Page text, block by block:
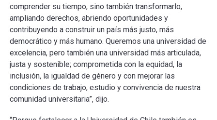
comprender su tiempo, sino también transformarlo,
ampliando derechos, abriendo oportunidades y
contribuyendo a construir un país más justo, más
democrático y más humano. Queremos una universidad de
excelencia, pero también una universidad más articulada,
justa y sostenible; comprometida con la equidad, la
inclusión, la igualdad de género y con mejorar las
condiciones de trabajo, estudio y convivencia de nuestra
comunidad universitaria”, dijo.